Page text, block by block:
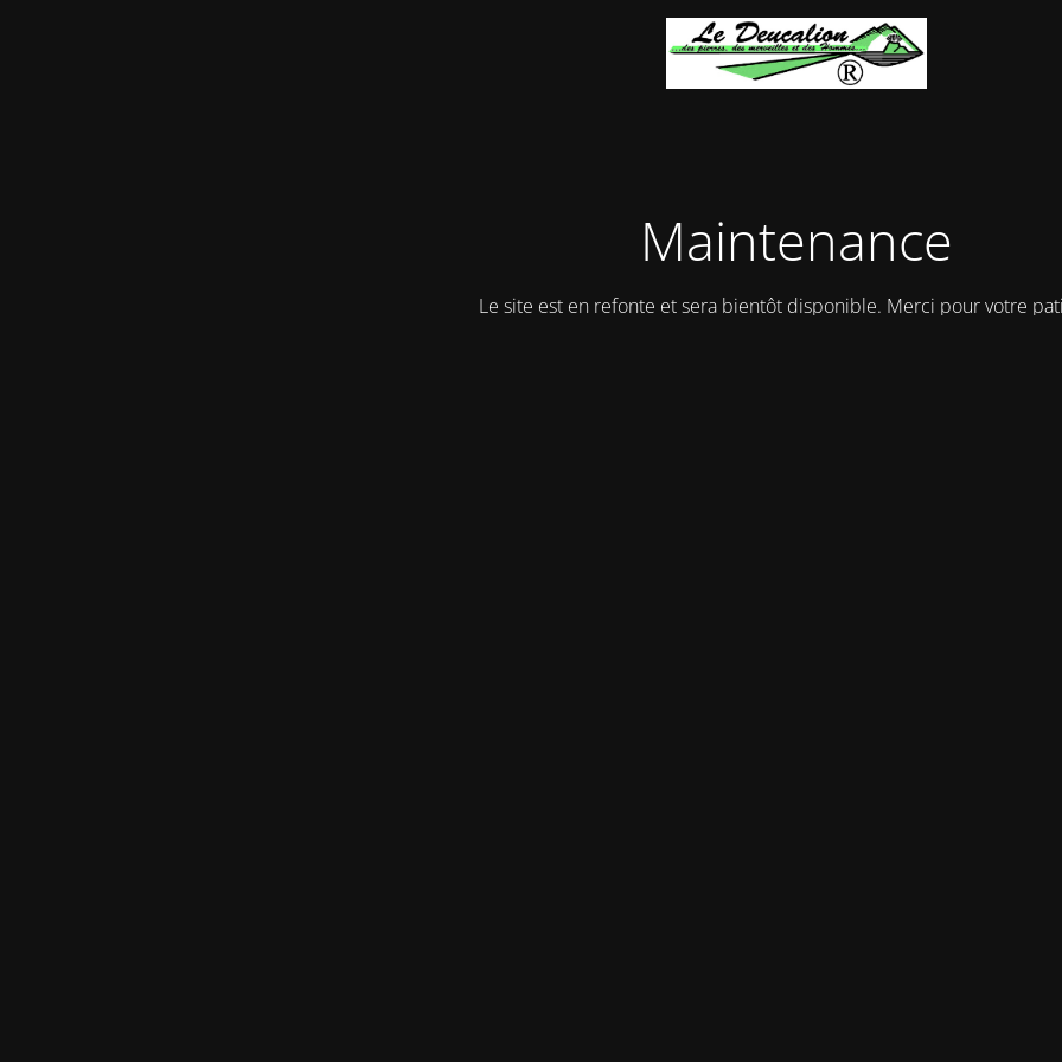
Maintenance
Le site est en refonte et sera bientôt disponible. Merci pour votre